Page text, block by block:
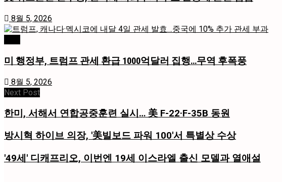
8월 5, 2026
미 행정부, 트럼프 관세 환급 1000억달러 집행…무역 후폭풍
8월 5, 2026
Next Post
한미, 서해서 연합공중훈련 실시… 美 F-22·F-35B 동원
방시혁 하이브 의장, '美빌보드 파워 100'서 특별상 수상
'49세' 디캐프리오, 이번엔 19세 이스라엘 출신 모델과 열애설